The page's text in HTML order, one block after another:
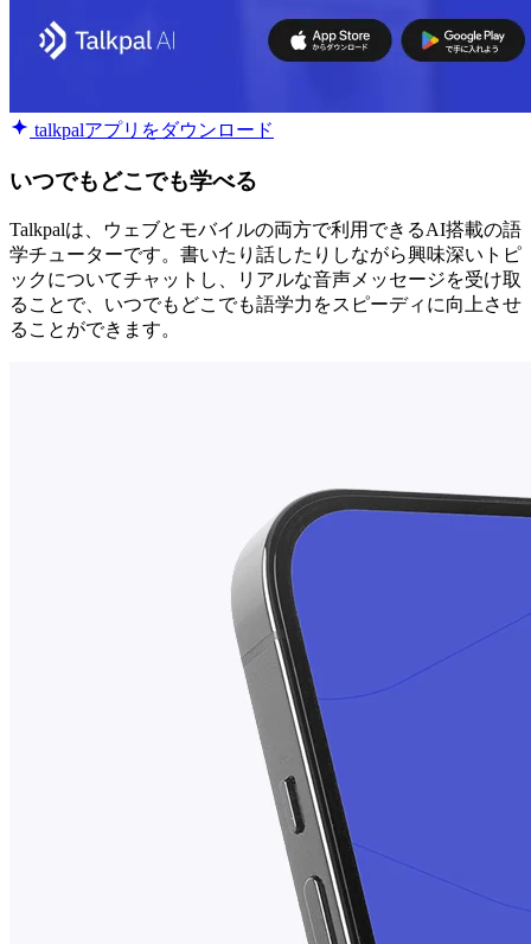
talkpalアプリをダウンロード
いつでもどこでも学べる
Talkpalは、ウェブとモバイルの両方で利用できるAI搭載の語
学チューターです。書いたり話したりしながら興味深いトピ
ックについてチャットし、リアルな音声メッセージを受け取
ることで、いつでもどこでも語学力をスピーディに向上させ
ることができます。